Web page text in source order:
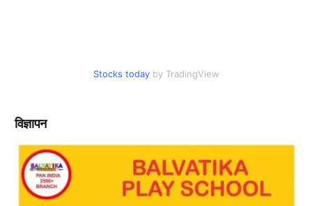
Stocks today by TradingView
विज्ञापन